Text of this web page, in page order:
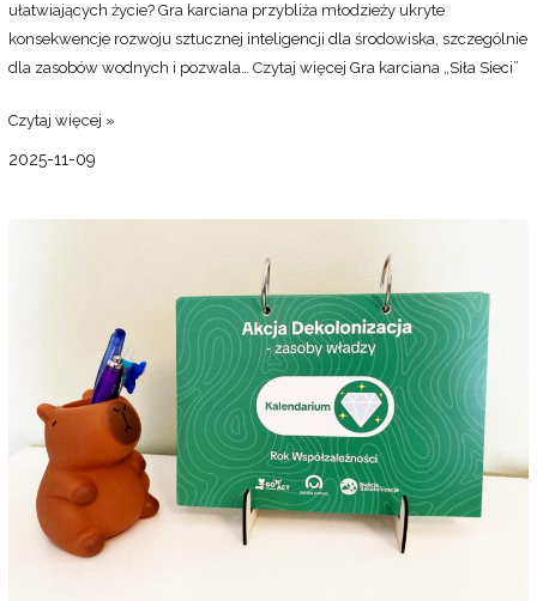
ułatwiających życie? Gra karciana przybliża młodzieży ukryte
konsekwencje rozwoju sztucznej inteligencji dla środowiska, szczególnie
dla zasobów wodnych i pozwala…Czytaj więcej Gra karciana „Siła Sieci”
Czytaj więcej »
2025-11-09